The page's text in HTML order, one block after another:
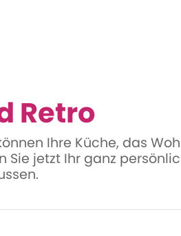
Retro
Ihre Küche, das
jetzt Ihr ganz